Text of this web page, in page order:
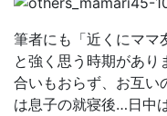
筆者にも「近くにママ
と強く思う時期があり
合いもおらず、お互い
は息子の就寝後…日中